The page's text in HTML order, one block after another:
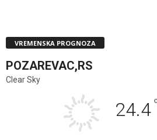
VREMENSKA PROGNOZA
POZAREVAC,RS
Clear Sky
24.4